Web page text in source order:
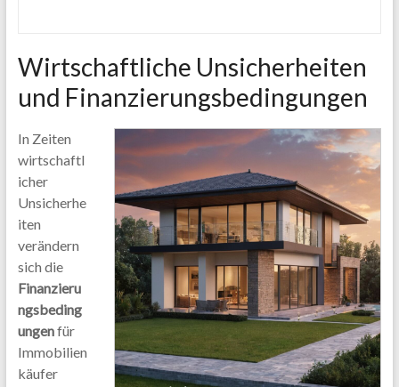
Wirtschaftliche Unsicherheiten
und Finanzierungsbedingungen
In Zeiten
wirtschaftl
icher
Unsicherhe
iten
verändern
sich die
Finanzieru
ngsbeding
ungenfür
Immobilien
käufer